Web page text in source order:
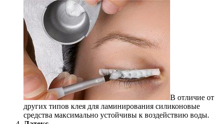
В отличие от
других типов клея для ламинирования силиконовые
средства максимально устойчивы к воздействию воды.